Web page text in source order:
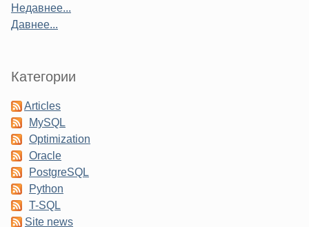
Недавнее...
Давнее...
Категории
Articles
MySQL
Optimization
Oracle
PostgreSQL
Python
T-SQL
Site news